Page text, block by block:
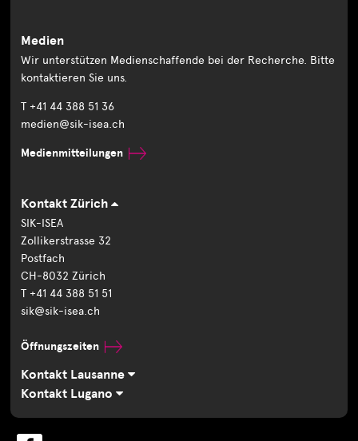
Medien
Wir unterstützen Medienschaffende bei der Recherche. Bitte
kontaktieren Sie uns.
T +41 44 388 51 36
medien@sik-isea.ch
Medienmitteilungen
Kontakt Zürich
SIK-ISEA
Zollikerstrasse 32
Postfach
CH-8032 Zürich
T +41 44 388 51 51
sik@sik-isea.ch
Öffnungszeiten
Kontakt Lausanne
Kontakt Lugano